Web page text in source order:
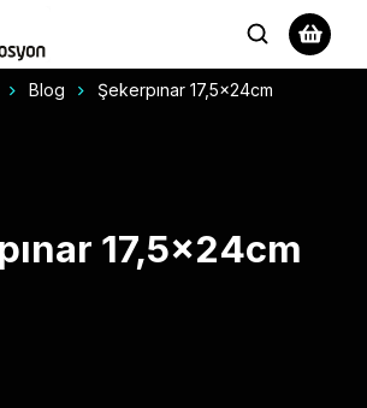
Blog Şekerpınar 17,5x24cm
17,5x24cm